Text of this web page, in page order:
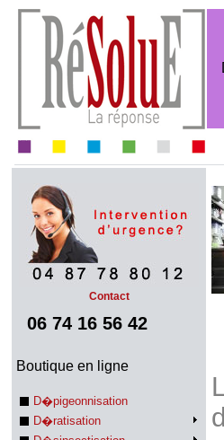
Contact
06 74 16 56 42
Boutique en ligne
D�pigeonnisation
D�ratisation